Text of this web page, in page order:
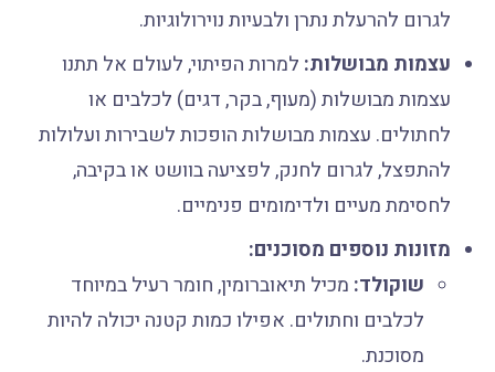
לגרום להרעלת נתרן ולבעיות נוירולוגיות.
עצמות מבושלות:למרות הפיתוי, לעולם אל תתנו
עצמות מבושלות (מעוף, בקר, דגים) לכלבים או
לחתולים. עצמות מבושלות הופכות לשבירות ועלולות
להתפצל, לגרום לחנק, לפציעה בוושט או בקיבה,
לחסימת מעיים ולדימומים פנימיים.
מזונות נוספים מסוכנים:
שוקולד:מכיל תיאוברומין, חומר רעיל במיוחד
לכלבים וחתולים. אפילו כמות קטנה יכולה להיות
מסוכנת.